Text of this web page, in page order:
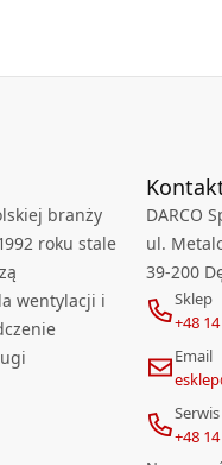
branży
roku stale
wentylacji i
DARCO
ul.
39-200
Sklep
+48
Email
Serwis
+48